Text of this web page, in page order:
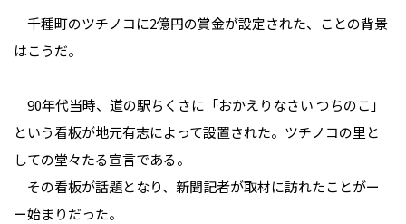
千種町のツチノコに2億円の賞金が設定された、ことの背景
はこうだ。
90年代当時、道の駅ちくさに「おかえりなさい つちのこ」
という看板が地元有志によって設置された。ツチノコの里と
しての堂々たる宣言である。
その看板が話題となり、新聞記者が取材に訪れたことがー
ー始まりだった。